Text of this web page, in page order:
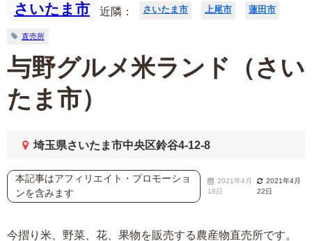
さいたま市 近隣： さいたま市 上尾市 蓮田市
直売所
与野グルメ米ランド（さい
たま市）
埼玉県さいたま市中央区鈴谷4-12-8
本記事はアフィリエイト・プロモーショ
ンを含みます
2021年4月
18日
2021年4月
22日
今摺り米、野菜、花、果物を販売する農産物直売所です。